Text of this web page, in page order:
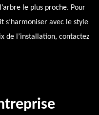
le plus proche. Pour
s’harmoniser avec le style
de l’installation, contactez